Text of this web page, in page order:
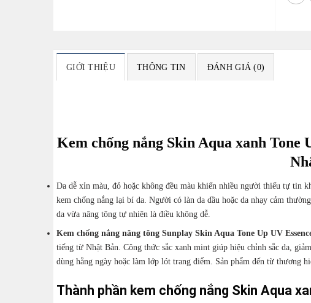
GIỚI THIỆU THÔNG TIN ĐÁNH GIÁ (0)
Kem chống nắng Skin Aqua xanh Tone
Da dễ xỉn màu, đỏ hoặc không đều màu khiến nhiều người thiếu tự tin
kem chống nắng lại bí da. Người có làn da dầu hoặc da nhạy cảm
da vừa nâng tông tự nhiên là điều không dễ.
Kem chống nắng nâng tông Sunplay Skin Aqua Tone Up UV
tiếng từ Nhật Bản. Công thức sắc xanh mint giúp hiệu chỉnh sắc da,
dùng hằng ngày hoặc làm lớp lót trang điểm. Sản phẩm đến từ thương
Thành phần kem chống nắng Skin Aqua